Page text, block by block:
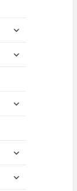
ouvrir
sous-
ouvrir
ouvrir
ouvrir
sous-
ouvrir